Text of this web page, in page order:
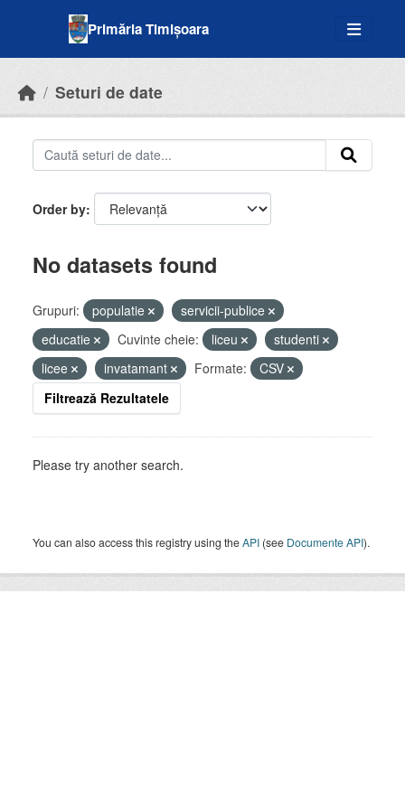
Primăria Timișoara
Seturi de date
Order by
No datasets found
Grupuri: populatie
servicii-publice
educatie
Cuvinte cheie: liceu
studenti
licee
invatamant Formate:
CSV
Filtrează Rezultatele
Please try another search.
You can also access this registry using theAPI (see Documente API).